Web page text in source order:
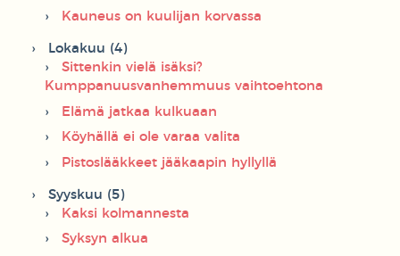
Kauneus on kuulijan korvassa
Lokakuu (4)
Sittenkin vielä isäksi?
Kumppanuusvanhemmuus vaihtoehtona
Elämä jatkaa kulkuaan
Köyhällä ei ole varaa valita
Pistoslääkkeet jääkaapin hyllyllä
Syyskuu (5)
Kaksi kolmannesta
Syksyn alkua